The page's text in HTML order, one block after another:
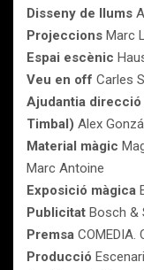
Disseny de llums
Projeccions Marc
Espai escènic
Veu en off Carles
Ajudantia
Timbal) Alex
Material màgic
Marc Antoine
Exposició màgica
Publicitat Bosch &
Premsa
Producció